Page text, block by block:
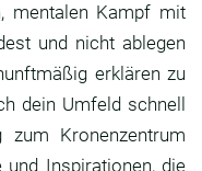
mentalen Kampf mit
und nicht ablegen
erklären zu
dein Umfeld schnell
zum Kronenzentrum
Inspirationen, die